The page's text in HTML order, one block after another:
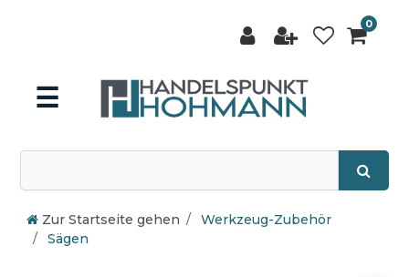
0
☰
Zur Startseite gehen
Werkzeug-Zubehör
Sägen